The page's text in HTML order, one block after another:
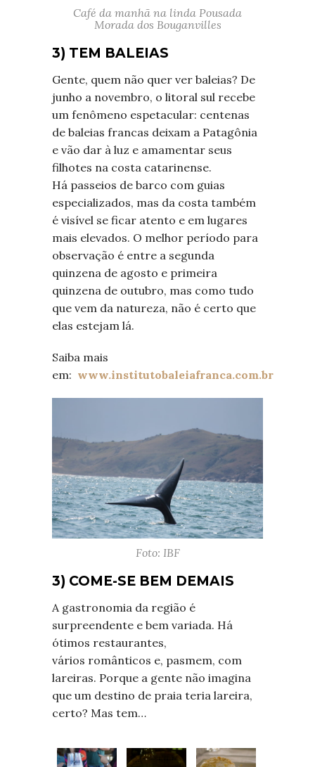
Café da manhã na linda Pousada
Morada dos Bouganvilles
3) TEM BALEIAS
Gente, quem não quer ver baleias? De
junho a novembro, o litoral sul recebe
um fenômeno espetacular: centenas
de baleias francas deixam a Patagônia
e vão dar à luz e amamentar seus
filhotes na costa catarinense.
Há passeios de barco com guias
especializados, mas da costa também
é visível se ficar atento e em lugares
mais elevados. O melhor período para
observação é entre a segunda
quinzena de agosto e primeira
quinzena de outubro, mas como tudo
que vem da natureza, não é certo que
elas estejam lá.
Saiba mais
em: www.institutobaleiafranca.com.br
Foto: IBF
3) COME-SE BEM DEMAIS
A gastronomia da região é
surpreendente e bem variada. Há
ótimos restaurantes,
vários românticos e, pasmem, com
lareiras. Porque a gente não imagina
que um destino de praia teria lareira,
certo? Mas tem…